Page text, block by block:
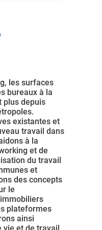
les surfaces
bureaux à la
plus depuis
existantes et
travail dans
à la
et de
du travail
et
des concepts
le
plateformes
ainsi